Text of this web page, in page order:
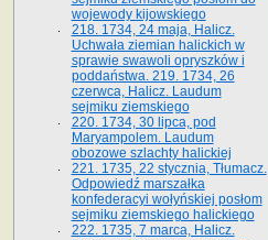
wojewody kijowskiego
218. 1734, 24 maja, Halicz.
Uchwała ziemian halickich w
sprawie swawoli opryszków i
poddaństwa. 219. 1734, 26
czerwca, Halicz. Laudum
sejmiku ziemskiego
220. 1734, 30 lipca, pod
Maryampolem. Laudum
obozowe szlachty halickiej
221. 1735, 22 stycznia, Tłumacz.
Odpowiedź marszałka
konfederacyi wołyńskiej posłom
sejmiku ziemskiego halickiego
222. 1735, 7 marca, Halicz.